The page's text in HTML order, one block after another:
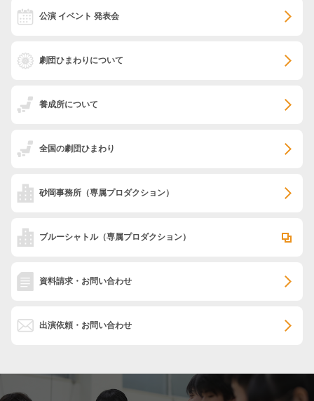
公演 イベント 発表会
劇団ひまわりについて
養成所について
全国の劇団ひまわり
砂岡事務所 （専属プロダクション）
ブルーシャトル（専属プロダクション）
資料請求・お問い合わせ
出演依頼・お問い合わせ